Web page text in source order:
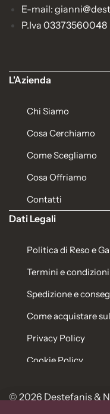
E-mail:
P.Iva 03373560048
L'Azienda
Chi Siamo
Cosa Cerchiamo
Come Scegliamo
Cosa Offriamo
Contatti
Dati Legali
Politica di Reso e
Termini e condizioni
Spedizione e
Come acquistare
Privacy Policy
Cookie Policy
© 2026 Destefanis &